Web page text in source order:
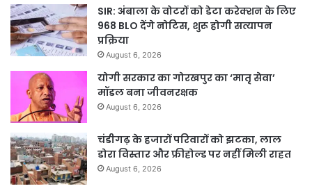
SIR: अंबाला के वोटरों को डेटा करेक्शन के लिए
968 BLO देंगे नोटिस, शुरू होगी सत्यापन
प्रक्रिया
August 6, 2026
योगी सरकार का गोरखपुर का ‘मातृ सेवा’
मॉडल बना जीवनरक्षक
August 6, 2026
चंडीगढ़ के हजारों परिवारों को झटका, लाल
डोरा विस्तार और फ्रीहोल्ड पर नहीं मिली राहत
August 6, 2026